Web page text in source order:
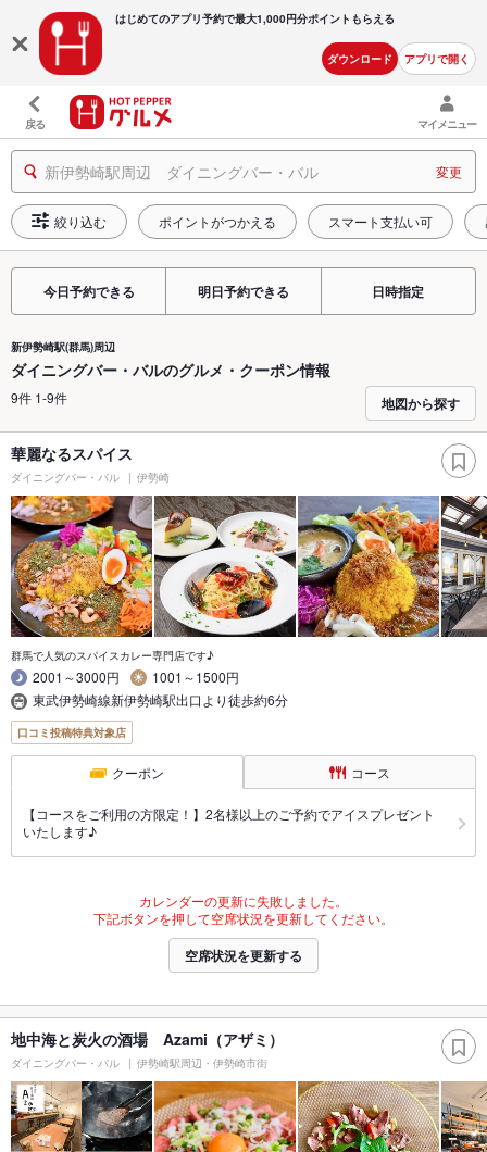
はじめてのアプリ予約で最大1,000円分ポイントもらえる
ダウンロード アプリで開く
戻る マイメニュー
新伊勢崎駅周辺 ダイニングバー・バル 変更
絞り込む ポイントがつかえる スマート支払い可
今日予約できる 明日予約できる 日時指定
新伊勢崎駅(群馬)周辺
ダイニングバー・バルのグルメ・クーポン情報
9件 1-9件 地図から探す
華麗なるスパイス
ダイニングバー・バル 伊勢崎
群馬で人気のスパイスカレー専門店です♪
2001～3000円
1001～1500円
東武伊勢崎線新伊勢崎駅出口より徒歩約6分
口コミ投稿特典対象店
クーポン コース
【コースをご利用の方限定！】2名様以上のご予約でアイスプレゼント
いたします♪
カレンダーの更新に失敗しました。
下記ボタンを押して空席状況を更新してください。
空席状況を更新する
地中海と炭火の酒場 Azami（アザミ）
ダイニングバー・バル 伊勢崎駅周辺・伊勢崎市街